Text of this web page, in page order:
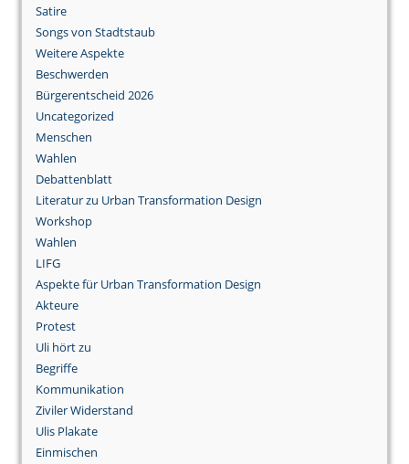
Satire
Songs von Stadtstaub
Weitere Aspekte
Beschwerden
Bürgerentscheid 2026
Uncategorized
Menschen
Wahlen
Debattenblatt
Literatur zu Urban Transformation Design
Workshop
Wahlen
LIFG
Aspekte für Urban Transformation Design
Akteure
Protest
Uli hört zu
Begriffe
Kommunikation
Ziviler Widerstand
Ulis Plakate
Einmischen